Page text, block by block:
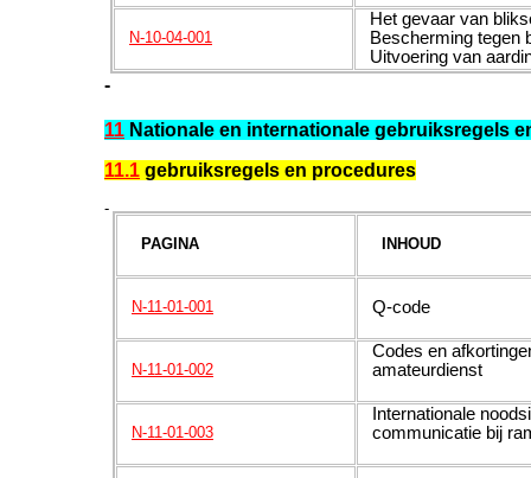
N-10-04-001
Het gevaar van
Bescherming tegen
Uitvoering van
-
11 Nationale en internationale gebruiksregels
11.1 gebruiksregels en procedures
-
PAGINA
INHOUD
N-11-01-001 Q-code
N-11-01-002
Codes en
amateurdienst
N-11-01-003
Internationale
communicatie bij